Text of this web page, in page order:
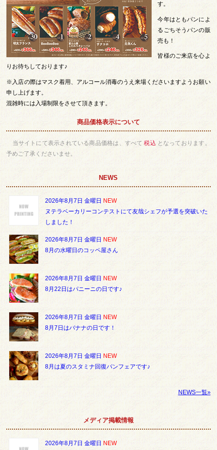
す。
今年はともパンによ
るごちそうパンの販
売も！
皆様のご来店を心よ
りお待ちしております♪
※入店の際はマスク着用、アルコール消毒のうえ来場くださいますようお願い
申し上げます。
混雑時には入場制限をさせて頂きます。
商品価格表示について
当サイトにて表示されている商品価格は、すべて 税込 となっております。
予めご了承くださいませ。
NEWS
2026年8月7日 金曜日 NEW
ヌテラベーカリーコンテストにて友哉シェフが予選を突破いた
しました！
2026年8月7日 金曜日 NEW
8月の水曜日のコッペ屋さん
2026年8月7日 金曜日 NEW
8月22日はパニーニの日です♪
2026年8月7日 金曜日 NEW
8月7日はバナナの日です！
2026年8月7日 金曜日 NEW
8月は夏のスタミナ回復パンフェアです♪
NEWS一覧»
メディア掲載情報
2026年8月7日 金曜日 NEW